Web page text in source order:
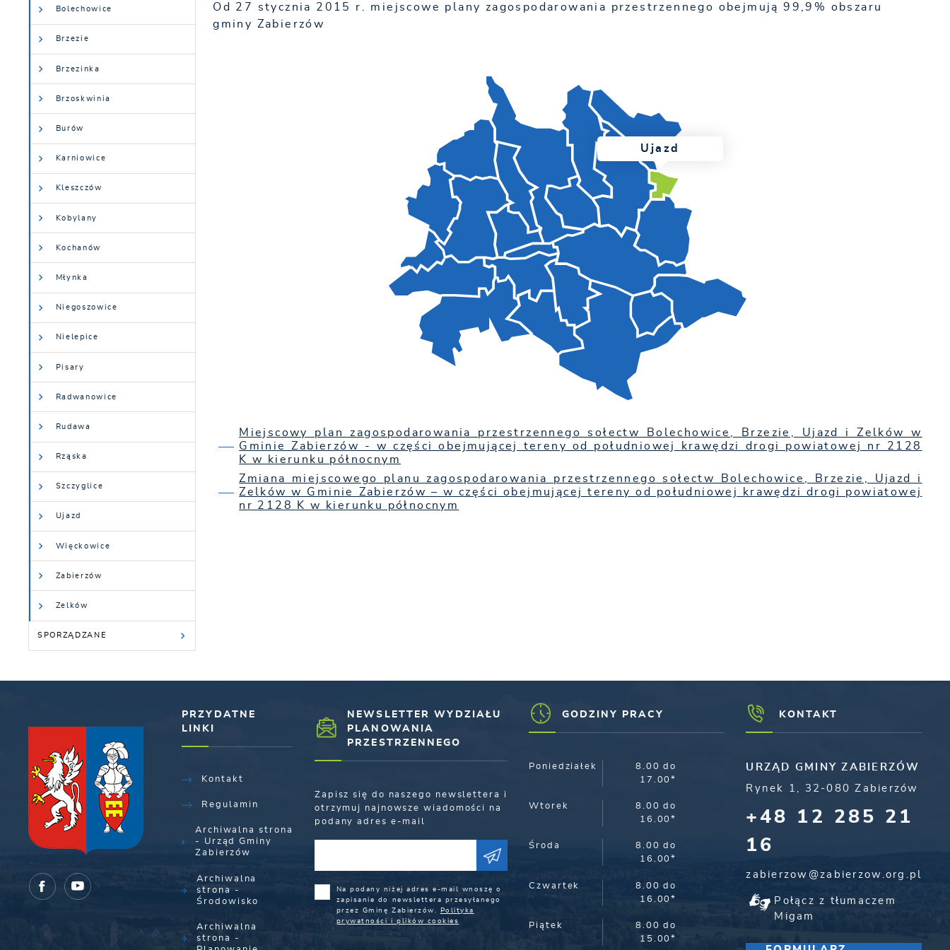
Bolechowice
Brzezie
Brzezinka
Brzoskwinia
Burów
Karniowice
Kleszczów
Kobylany
Kochanów
Młynka
Niegoszowice
Nielepice
Pisary
Radwanowice
Rudawa
Rząska
Szczyglice
Ujazd
Więckowice
Zabierzów
Zelków
SPORZĄDZANE
Od 27 stycznia 2015 r. miejscowe plany zagospodarowania przestrzennego obejmują 99,9% obszaru
gminy Zabierzów
Ujazd
Miejscowy plan zagospodarowania przestrzennego sołectw Bolechowice, Brzezie, Ujazd i Zelków w
Gminie Zabierzów - w części obejmującej tereny od południowej krawędzi drogi powiatowej nr 2128
K w kierunku północnym
Zmiana miejscowego planu zagospodarowania przestrzennego sołectw Bolechowice, Brzezie, Ujazd i
Zelków w Gminie Zabierzów – w części obejmującej tereny od południowej krawędzi drogi powiatowej
nr 2128 K w kierunku północnym
PRZYDATNE
LINKI
Kontakt
Regulamin
Archiwalna strona
- Urząd Gminy
Zabierzów
Archiwalna
strona -
Środowisko
Archiwalna
strona -
NEWSLETTER WYDZIAŁU
PLANOWANIA
PRZESTRZENNEGO
Zapisz się do naszego newslettera i
otrzymuj najnowsze wiadomości na
podany adres e-mail
Na podany niżej adres e-mail wnoszę o
zapisanie do newslettera przesyłanego
przez Gminę Zabierzów.
Polityka
prywatności i plików cookies
GODZINY PRACY
Poniedziałek
8.00 do
17.00*
Wtorek
8.00 do
16.00*
Środa
8.00 do
16.00*
Czwartek
8.00 do
16.00*
Piątek
8.00 do
15.00*
KONTAKT
URZĄD GMINY ZABIERZÓW
Rynek 1, 32-080 Zabierzów
+48 12 285 21
16
zabierzow@zabierzow.org.pl
Połącz z tłumaczem
Migam